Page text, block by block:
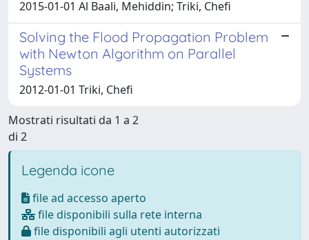
2015-01-01 Al Baali, Mehiddin; Triki, Chefi
Solving the Flood Propagation Problem
with Newton Algorithm on Parallel
Systems
2012-01-01 Triki, Chefi
Mostrati risultati da 1 a 2
di 2
Legenda icone
file ad accesso aperto
file disponibili sulla rete interna
file disponibili agli utenti autorizzati